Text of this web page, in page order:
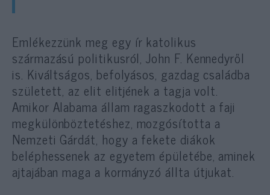
Emlékezzünk meg egy ír katolikus
származású politikusról, John F. Kennedyről
is. Kiváltságos, befolyásos, gazdag családba
született, az elit elitjének a tagja volt.
Amikor Alabama állam ragaszkodott a faji
megkülönböztetéshez, mozgósította a
Nemzeti Gárdát, hogy a fekete diákok
beléphessenek az egyetem épületébe, aminek
ajtajában maga a kormányzó állta útjukat.